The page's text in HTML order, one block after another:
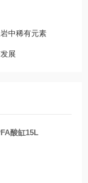
中稀有元素
展
酸缸15L